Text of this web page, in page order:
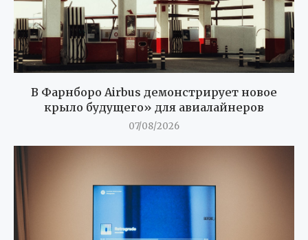
В Фарнборо Airbus демонстрирует новое
крыло будущего» для авиалайнеров
07/08/2026